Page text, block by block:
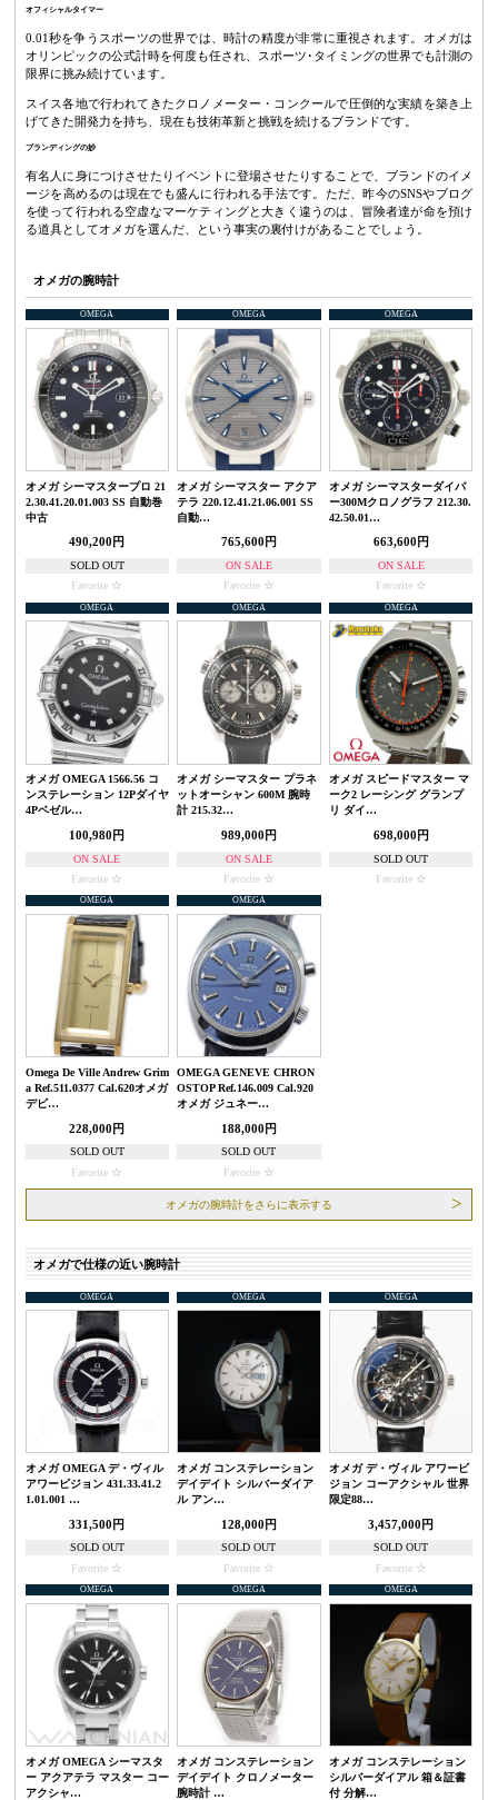
オフィシャルタイマー
0.01秒を争うスポーツの世界では、時計の精度が非常に重視されます。オメガは
オリンピックの公式計時を何度も任され、スポーツ･タイミングの世界でも計測の
限界に挑み続けています。
スイス各地で行われてきたクロノメーター・コンクールで圧倒的な実績を築き上
げてきた開発力を持ち、現在も技術革新と挑戦を続けるブランドです。
ブランディングの妙
有名人に身につけさせたりイベントに登場させたりすることで、ブランドのイメ
ージを高めるのは現在でも盛んに行われる手法です。ただ、昨今のSNSやブログ
を使って行われる空虚なマーケティングと大きく違うのは、冒険者達が命を預け
る道具としてオメガを選んだ、という事実の裏付けがあることでしょう。
オメガの腕時計
OMEGA
オメガ シーマスタープロ 21
2.30.41.20.01.003 SS 自動巻
中古
490,200円
SOLD OUT
Favorite
OMEGA
オメガ シーマスター アクア
テラ 220.12.41.21.06.001 SS
自動…
765,600円
ON SALE
Favorite
OMEGA
オメガ シーマスターダイバ
ー300Mクロノグラフ 212.30.
42.50.01…
663,600円
ON SALE
Favorite
OMEGA
オメガ OMEGA 1566.56 コ
ンステレーション 12Pダイヤ
4Pベゼル…
100,980円
ON SALE
Favorite
OMEGA
オメガ シーマスター プラネ
ットオーシャン 600M 腕時
計 215.32…
989,000円
ON SALE
Favorite
OMEGA
オメガ スピードマスター マ
ーク2 レーシング グランプ
リ ダイ…
698,000円
SOLD OUT
Favorite
OMEGA
Omega De Ville Andrew Grim
a Ref.511.0377 Cal.620オメガ
デビ…
228,000円
SOLD OUT
Favorite
OMEGA
OMEGA GENEVE CHRON
OSTOP Ref.146.009 Cal.920
オメガ ジュネー…
188,000円
SOLD OUT
Favorite
オメガの腕時計をさらに表示する
オメガで仕様の近い腕時計
OMEGA
オメガ OMEGA デ・ヴィル
アワービジョン 431.33.41.2
1.01.001 …
331,500円
SOLD OUT
Favorite
OMEGA
オメガ コンステレーション
デイデイト シルバーダイア
ル アン…
128,000円
SOLD OUT
Favorite
OMEGA
オメガ デ・ヴィル アワービ
ジョン コーアクシャル 世界
限定88…
3,457,000円
SOLD OUT
Favorite
OMEGA
オメガ OMEGA シーマスタ
ー アクアテラ マスター コー
アクシャ…
OMEGA
オメガ コンステレーション
デイデイト クロノメーター
腕時計 …
OMEGA
オメガ コンステレーション
シルバーダイアル 箱＆証書
付 分解…